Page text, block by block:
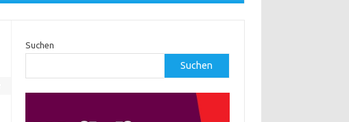
Suchen
Suchen